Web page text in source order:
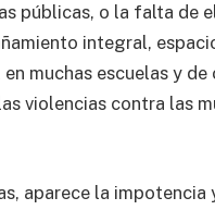
públicas, o la falta de
integral,
muchas escuelas y
violencias contra las
aparece la